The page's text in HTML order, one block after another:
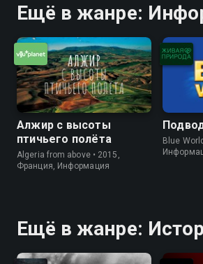
Ещё в жанре:
Алжир с высоты
птичьего полёта
Algeria from above • 2015,
Франция, Информация
Blue
Ещё в жанре: